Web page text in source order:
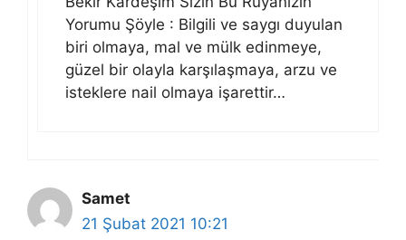
Yorumu Şöyle : Bilgili ve saygı duyulan
biri olmaya, mal ve mülk edinmeye,
güzel bir olayla karşılaşmaya, arzu ve
isteklere nail olmaya işarettir…
Samet
21 Şubat 2021 10:21